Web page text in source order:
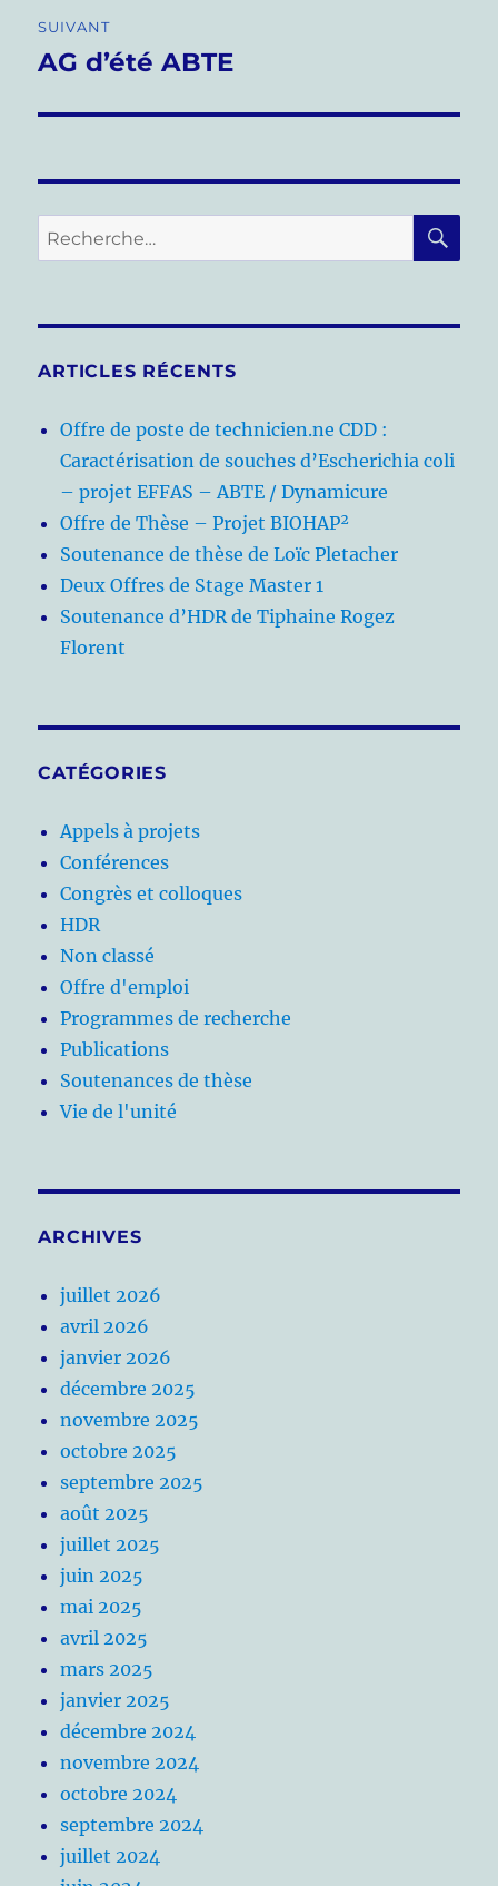
SUIVANT
Publication
AG d’été ABTE
Recherche
pour :
ARTICLES RÉCENTS
Offre de poste de technicien.ne CDD :
Caractérisation de souches d’Escherichia coli
– projet EFFAS – ABTE / Dynamicure
Offre de Thèse – Projet BIOHAP²
Soutenance de thèse de Loïc Pletacher
Deux Offres de Stage Master 1
Soutenance d’HDR de Tiphaine Rogez
Florent
CATÉGORIES
Appels à projets
Conférences
Congrès et colloques
HDR
Non classé
Offre d'emploi
Programmes de recherche
Publications
Soutenances de thèse
Vie de l'unité
ARCHIVES
juillet 2026
avril 2026
janvier 2026
décembre 2025
novembre 2025
octobre 2025
septembre 2025
août 2025
juillet 2025
juin 2025
mai 2025
avril 2025
mars 2025
janvier 2025
décembre 2024
novembre 2024
octobre 2024
septembre 2024
juillet 2024